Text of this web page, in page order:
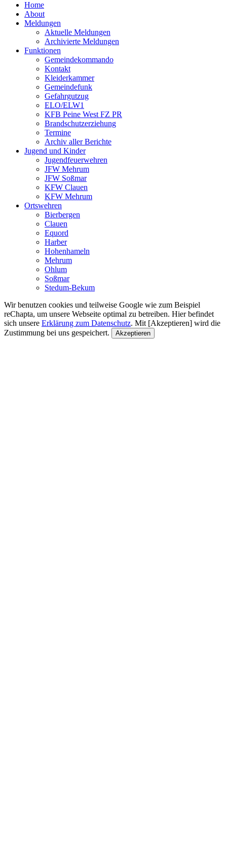
Home
About
Meldungen
Aktuelle Meldungen
Archivierte Meldungen
Funktionen
Gemeindekommando
Kontakt
Kleiderkammer
Gemeindefunk
Gefahrgutzug
ELO/ELW1
KFB Peine West FZ PR
Brandschutzerziehung
Termine
Archiv aller Berichte
Jugend und Kinder
Jugendfeuerwehren
JFW Mehrum
JFW Soßmar
KFW Clauen
KFW Mehrum
Ortswehren
Bierbergen
Clauen
Equord
Harber
Hohenhameln
Mehrum
Ohlum
Soßmar
Stedum-Bekum
Wir benutzen cookies und teilweise Google wie zum Beispiel
reChapta, um unsere Webseite optimal zu betreiben. Hier befindet
sich unsere Erklärung zum Datenschutz. Mit [Akzeptieren] wird die
Zustimmung bei uns gespeichert.
Akzeptieren